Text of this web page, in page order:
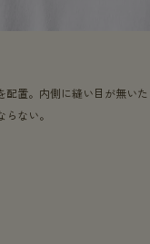
配置。内側に縫い目が無いた
ない。